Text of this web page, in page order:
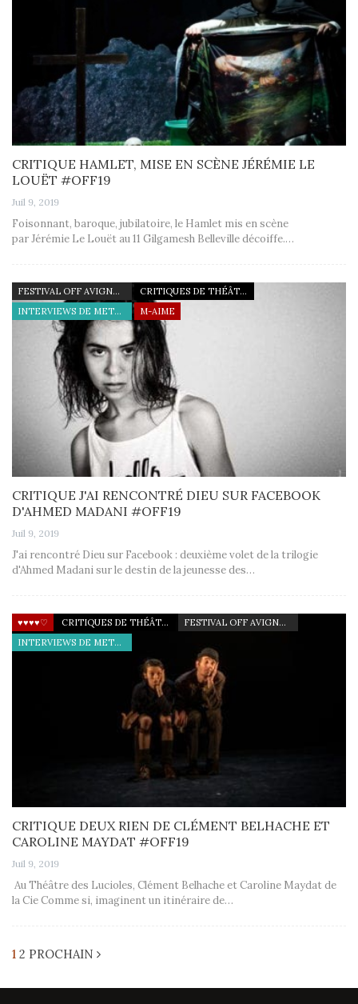
CRITIQUE HAMLET, MISE EN SCÈNE JÉRÉMIE LE
LOUËT #OFF19
Juil 9, 2019
Foisonnant, baroque, jubilatoire, le Hamlet mis en scène
par Jérémie Le Louët au 11 Gilgamesh Belleville décoiffe.…
FESTIVAL OFF AVIGNON 19
CRITIQUES DE THÉÂTRE
INTERVIEWS DE METTEURS EN SCÈNE
M-AIME
CRITIQUE J'AI RENCONTRÉ DIEU SUR FACEBOOK
D'AHMED MADANI #OFF19
Juil 9, 2019
J'ai rencontré Dieu sur Facebook : deuxième volet de la trilogie
d'Ahmed Madani sur le destin de la jeunesse des…
♥♥♥♥♡ CRITIQUES DE THÉÂTRE
FESTIVAL OFF AVIGNON 19
INTERVIEWS DE METTEURS EN SCÈNE
CRITIQUE DEUX RIEN DE CLÉMENT BELHACHE ET
CAROLINE MAYDAT #OFF19
Juil 9, 2019
Au Théâtre des Lucioles, Clément Belhache et Caroline Maydat de
la Cie Comme si, imaginent un itinéraire de…
1 2 PROCHAIN